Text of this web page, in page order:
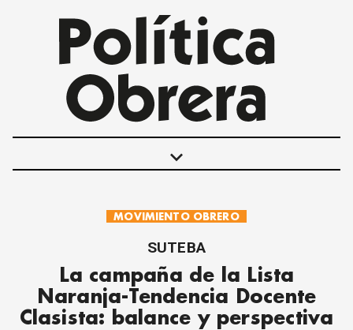
keyboard_arrow_down
POLÍTICAS
INTERNACIONALES
MUJER
ECONOMÍA
SOCIEDAD Y CULTURA
MOVIMIENTO OBRERO
SUTEBA
La campaña de la Lista
Naranja-Tendencia Docente
Clasista: balance y perspectiva